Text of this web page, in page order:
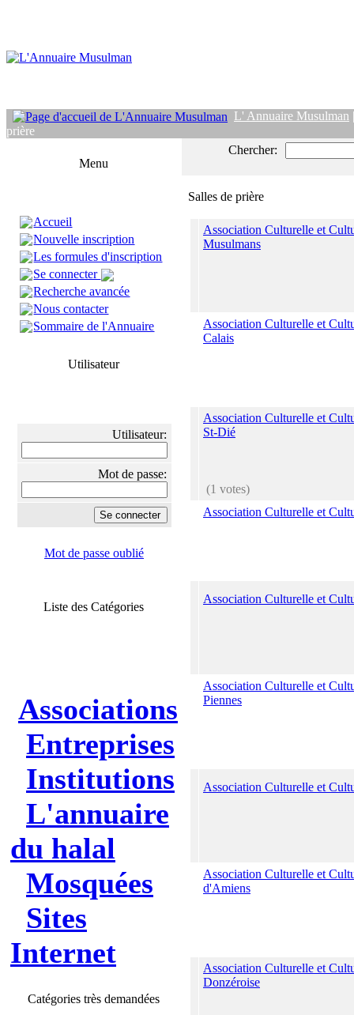
L' Annuaire Musulman
prière
Menu
Accueil
Nouvelle inscription
Les formules d'inscription
Se connecter
Recherche avancée
Nous contacter
Sommaire de l'Annuaire
Utilisateur
Utilisateur:
Mot de passe:
Mot de passe oublié
Liste des Catégories
Associations
Entreprises
Institutions
L'annuaire
du halal
Mosquées
Sites
Internet
Catégories très demandées
Chercher:
Salles de prière
Association Culturelle et
Musulmans
Association Culturelle et
Calais
Association Culturelle et
St-Dié
(1 votes)
Association Culturelle et
Association Culturelle et
Association Culturelle et
Piennes
Association Culturelle et
Association Culturelle et
d'Amiens
Association Culturelle et
Donzéroise